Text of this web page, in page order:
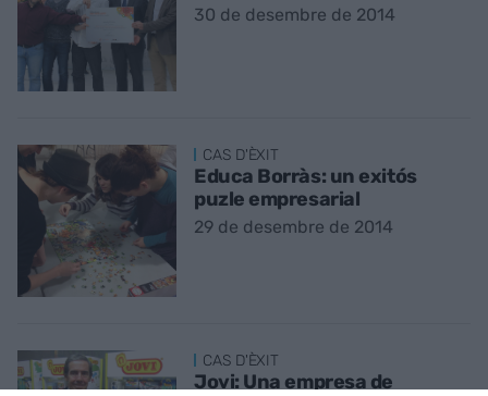
30 de desembre de 2014
CAS D'ÈXIT
Educa Borràs: un exitós
puzle empresarial
29 de desembre de 2014
CAS D'ÈXIT
Jovi: Una empresa de